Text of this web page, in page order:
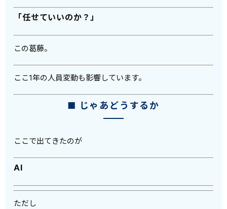
「任せていいのか？」
この葛藤。
ここ1年の人員変動も影響しています。
■ じゃあどうするか
ここで出てきたのが
AI
ただし